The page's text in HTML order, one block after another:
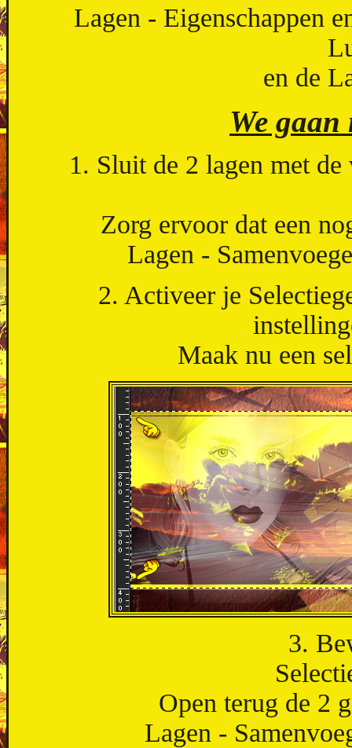
Lagen - Eigenschappen
en de
We
1. Sluit de 2 lagen met
Zorg ervoor dat een
Lagen -
2. Activeer je
Maak nu een
3.
Open terug de 2
Lagen -